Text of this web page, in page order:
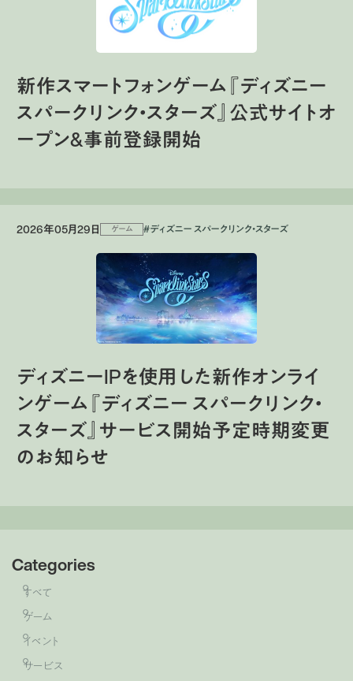
Categories
すべて
ゲーム
イベント
サービス
新作スマートフォンゲーム『ディズニー
スパークリンク・スターズ』公式サイトオ
ープン&事前登録開始
2026年05月29日 ゲーム #ディズニー スパークリンク・スターズ
ディズニーIPを使用した新作オンライ
ンゲーム『ディズニー スパークリンク・
スターズ』サービス開始予定時期変更
のお知らせ